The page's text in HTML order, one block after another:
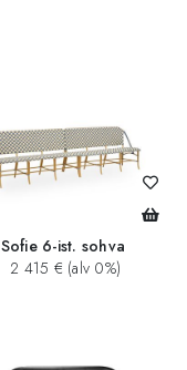
Sofie 6-ist. sohva
2 415 € (alv 0%)